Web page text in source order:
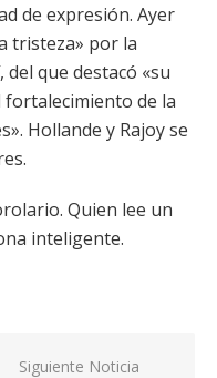
de expresión. Ayer
tristeza» por la
del que destacó «su
de la
Hollande y Rajoy se
Quien lee un
inteligente.
Siguiente Noticia